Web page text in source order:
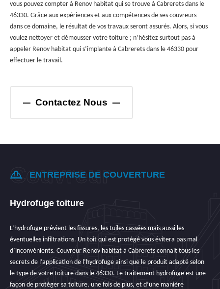
vous pouvez compter à Renov habitat qui se trouve à Cabrerets dans le
46330. Grâce aux expériences et aux compétences de ses couvreurs
dans ce domaine, le résultat de vos travaux seront assurés. Alors, si vous
voulez nettoyer et démousser votre toiture ; n’hésitez surtout pas à
appeler Renov habitat qui s’implante à Cabrerets dans le 46330 pour
effectuer le travail.
Contactez Nous
ENTREPRISE DE COUVERTURE
Hydrofuge toiture
L’hydrofuge prévient les fissures, les tuiles cassées mais aussi les
éventuelles infiltrations. Un toit qui est protégé vous évitera pas mal
d’inconvénients. Couvreur Renov habitat à Cabrerets connait tous les
secrets de l’application de l’hydrofuge ainsi que le produit adapté selon
le type de votre toiture dans le 46330. Le traitement hydrofuge est une
façon de protéger sa toiture, une fois de plus, et d’une manière